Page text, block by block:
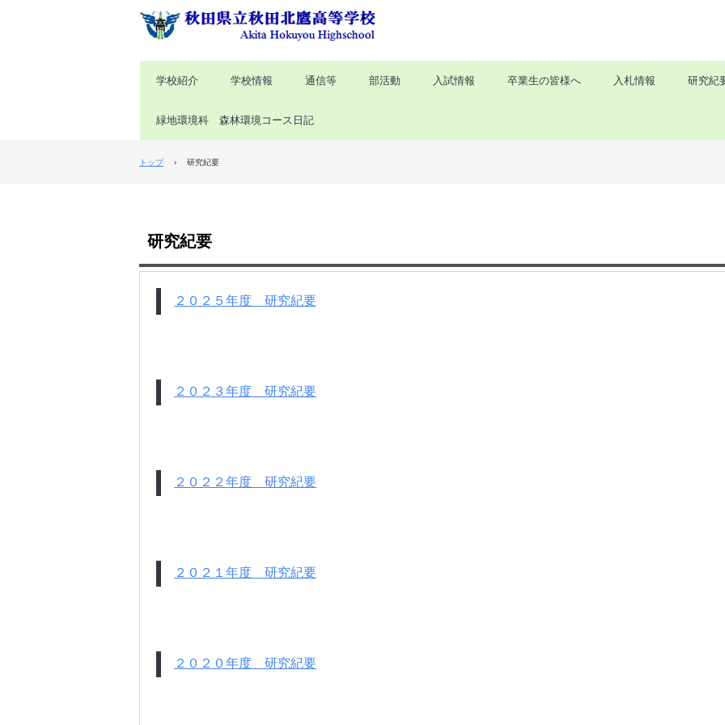
学校紹介 学校情報 通信等 部活動 入試情報 卒業生の皆様へ 入札情報 研究紀
緑地環境科 森林環境コース日記
トップ › 研究紀要
研究紀要
２０２５年度 研究紀要
２０２３年度 研究紀要
２０２２年度 研究紀要
２０２１年度 研究紀要
２０２０年度 研究紀要